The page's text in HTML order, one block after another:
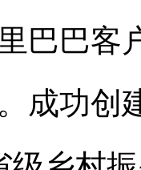
巴巴客
成功创